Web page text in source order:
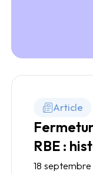
déployer
Article
RBE :
18